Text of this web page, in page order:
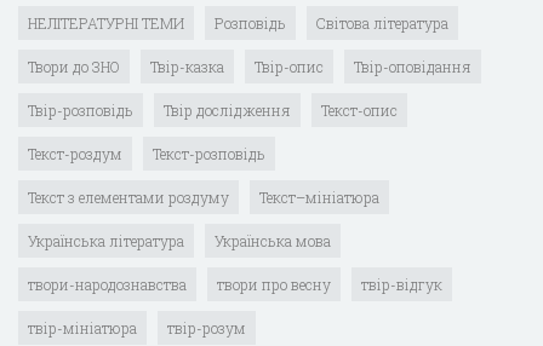
НЕЛІТЕРАТУРНІ ТЕМИ Розповідь Світова література
Твори до ЗНО Твір-казка Твір-опис Твір-оповідання
Твір-розповідь Твір дослідження Текст-опис
Текст-роздум Текст-розповідь
Текст з елементами роздуму Текст–мініатюра
Українська література Українська мова
твори-народознавства твори про весну твір-відгук
твір-мініатюра твір-розум